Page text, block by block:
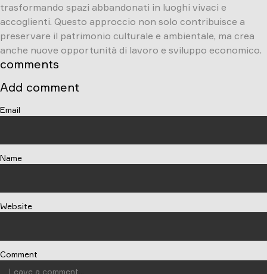
trasformando spazi abbandonati in luoghi vivaci e
accoglienti. Questo approccio non solo contribuisce a
preservare il patrimonio culturale e ambientale, ma crea
anche nuove opportunità di lavoro e sviluppo economico.
comments
Add comment
Email
Name
Website
Comment